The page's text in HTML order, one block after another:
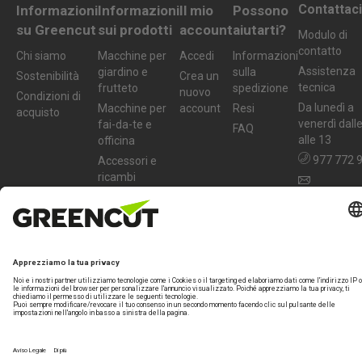
Informazioni
su Greencut
Chi siamo
Sostenibilità
Condizioni di
acquisto
Informazioni
sui prodotti
Macchine per
giardino e
frutteto
Macchine per
fai-da-te e
officina
Accessori e
ricambi
Il mio
account
Accedi
Crea un
nuovo
account
Possono
aiutarti?
Informazioni
sulla
spedizione
Resi
FAQ
Contattaci
Modulo di
contatto
Assistenza
tecnica
Da lunedì a
venerdì
alle 13
977 772
Marchio specializzato diBeself Brands